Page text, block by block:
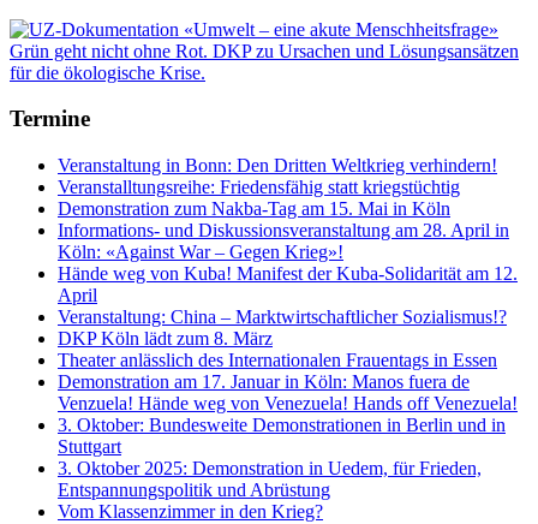
Termine
Veranstaltung in Bonn: Den Dritten Weltkrieg verhindern!
Veranstalltungsreihe: Friedensfähig statt kriegstüchtig
Demonstration zum Nakba-Tag am 15. Mai in Köln
Informations- und Diskussionsveranstaltung am 28. April in
Köln: «Against War – Gegen Krieg»!
Hände weg von Kuba! Manifest der Kuba-Solidarität am 12.
April
Veranstaltung: China – Marktwirtschaftlicher Sozialismus!?
DKP Köln lädt zum 8. März
Theater anlässlich des Internationalen Frauentags in Essen
Demonstration am 17. Januar in Köln: Manos fuera de
Venzuela! Hände weg von Venezuela! Hands off Venezuela!
3. Oktober: Bundesweite Demonstrationen in Berlin und in
Stuttgart
3. Oktober 2025: Demonstration in Uedem, für Frieden,
Entspannungspolitik und Abrüstung
Vom Klassenzimmer in den Krieg?